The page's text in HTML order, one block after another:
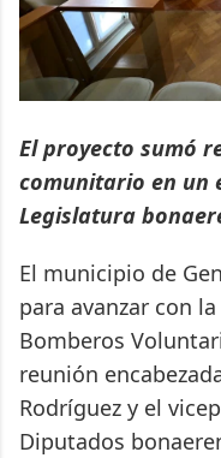
El proyecto sumó
comunitario en un
Legislatura
El municipio de
para avanzar con
Bomberos
reunión
Rodríguez y el
Diputados